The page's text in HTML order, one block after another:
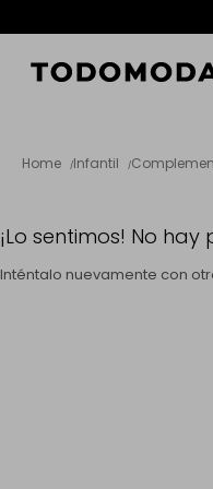
Home Infantil
¡Lo sentimos! No
Inténtalo nuevamente con